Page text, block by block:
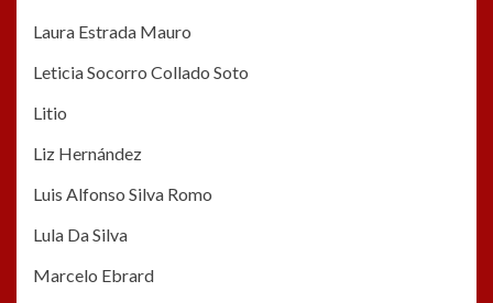
Laura Estrada Mauro
Leticia Socorro Collado Soto
Litio
Liz Hernández
Luis Alfonso Silva Romo
Lula Da Silva
Marcelo Ebrard